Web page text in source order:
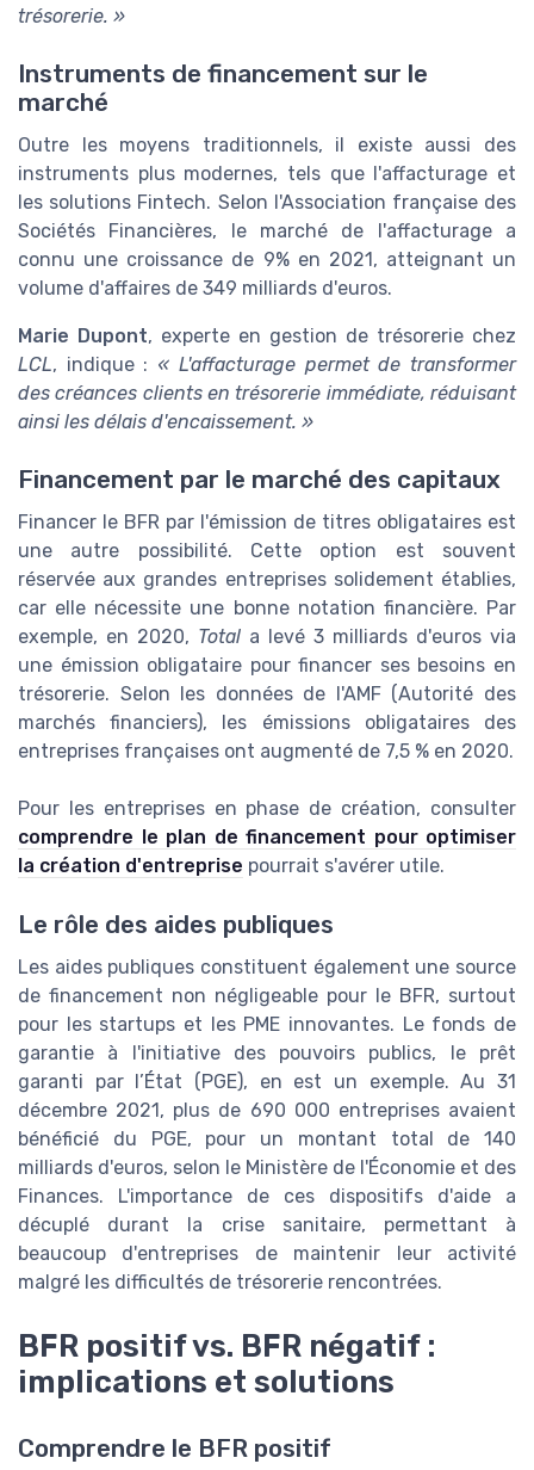
trésorerie. »
Instruments de financement sur le
marché
Outre les moyens traditionnels, il existe aussi des
instruments plus modernes, tels que l'affacturage et
les solutions Fintech. Selon l'Association française des
Sociétés Financières, le marché de l'affacturage a
connu une croissance de 9% en 2021, atteignant un
volume d'affaires de 349 milliards d'euros.
Marie Dupont, experte en gestion de trésorerie chez
LCL, indique : « L'affacturage permet de transformer
des créances clients en trésorerie immédiate, réduisant
ainsi les délais d'encaissement. »
Financement par le marché des capitaux
Financer le BFR par l'émission de titres obligataires est
une autre possibilité. Cette option est souvent
réservée aux grandes entreprises solidement établies,
car elle nécessite une bonne notation financière. Par
exemple, en 2020, Total a levé 3 milliards d'euros via
une émission obligataire pour financer ses besoins en
trésorerie. Selon les données de l'AMF (Autorité des
marchés financiers), les émissions obligataires des
entreprises françaises ont augmenté de 7,5 % en 2020.
Pour les entreprises en phase de création, consulter
comprendre le plan de financement pour optimiser
la création d'entreprise pourrait s'avérer utile.
Le rôle des aides publiques
Les aides publiques constituent également une source
de financement non négligeable pour le BFR, surtout
pour les startups et les PME innovantes. Le fonds de
garantie à l'initiative des pouvoirs publics, le prêt
garanti par l’État (PGE), en est un exemple. Au 31
décembre 2021, plus de 690 000 entreprises avaient
bénéficié du PGE, pour un montant total de 140
milliards d'euros, selon le Ministère de l'Économie et des
Finances. L'importance de ces dispositifs d'aide a
décuplé durant la crise sanitaire, permettant à
beaucoup d'entreprises de maintenir leur activité
malgré les difficultés de trésorerie rencontrées.
BFR positif vs. BFR négatif :
implications et solutions
Comprendre le BFR positif